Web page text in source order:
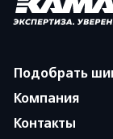
Подобрать
Компания
Контакты